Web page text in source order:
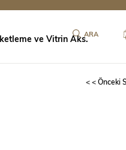
ve Vitrin Aks.
< < Önceki